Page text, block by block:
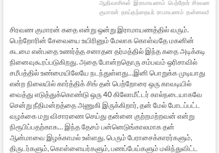
ஆதிவாசிகள் இராமாயணம் பெற்றோர் சிரவணன்
குமாரன் தாய்தந்தையர் ராமாயணம்
சிரவண குமாரன் கதை என்று ஒன்று இராமாயணத்தில் வரும்.
பெற்றோரின் சேவையை உயிரினும் மேலாக கொள்வதே மகனின்
கடமை என்பதை உணர்த்த சனாதன தர்மத்தில் இந்த கதை அடிக்கடி
நினைவுகூரப்படுகிறது. அதை போன்றதொரு சம்பவம் ஒரிசாவில்
சமீபத்தில் உண்மையிலேயே நடந்துள்ளது…இனி பொறுக்க முடியாது
என்ற நிலையில் கார்த்திக் சிங் தன் பெற்றோரை ஒரு காவடியில்
வைத்து எடுத்துக்கொண்டு ஒரு 40 கிலோமீட்டர் கால்நடையாகவே
சென்று நீதிமன்றத்தை அணுகி இருக்கிறார், தன் மேல் போடப்பட்ட
வழக்கை மறு விசாரணை செய்து தன்னை குற்றமற்றவன் என்று
நிரூபிப்பதற்காக… இந்த தேசம் பன்னெடுங்காலமாக தன்
ஆன்மாவை இழக்காமல் உள்ளது. பெரும் பேராசைக்காரர்களும்,
திருடர்களும், கொள்ளையர்களும், பணப்பேய்களும் மலிந்துவிட்ட